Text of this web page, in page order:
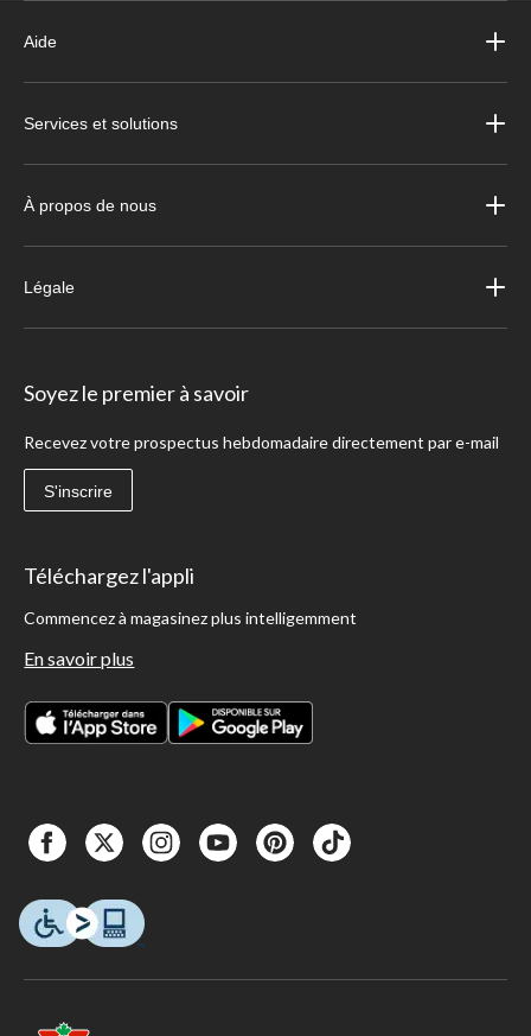
Aide
Services et solutions
À propos de nous
Légale
Soyez le premier à savoir
Recevez votre prospectus hebdomadaire directement par e-mail
S'inscrire
Téléchargez l'appli
Commencez à magasinez plus intelligemment
En savoir plus